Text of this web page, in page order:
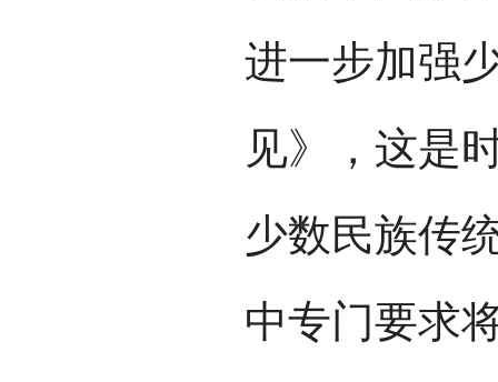
进一步加强
见》，这是
少数民族传
中专门要求